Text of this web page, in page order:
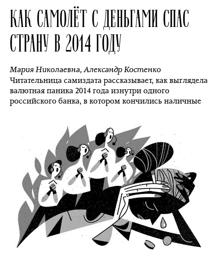
КАК САМОЛЁТ С ДЕНЬГАМИ СПАС
СТРАНУ В 2014 ГОДУ
Мария Николаевна,Александр Костенко
Читательница самиздата рассказывает, как выглядела
валютная паника 2014 года изнутри одного
российского банка, в котором кончились наличные